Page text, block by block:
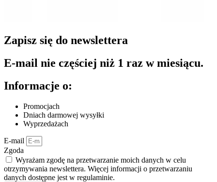
Zapisz się do newslettera
E-mail nie częściej niż 1 raz w miesiącu.
Informacje o:
Promocjach
Dniach darmowej wysyłki
Wyprzedażach
E-mail
Zgoda
Wyrażam zgodę na przetwarzanie moich danych w celu
otrzymywania newslettera. Więcej informacji o przetwarzaniu
danych dostępne jest w regulaminie.